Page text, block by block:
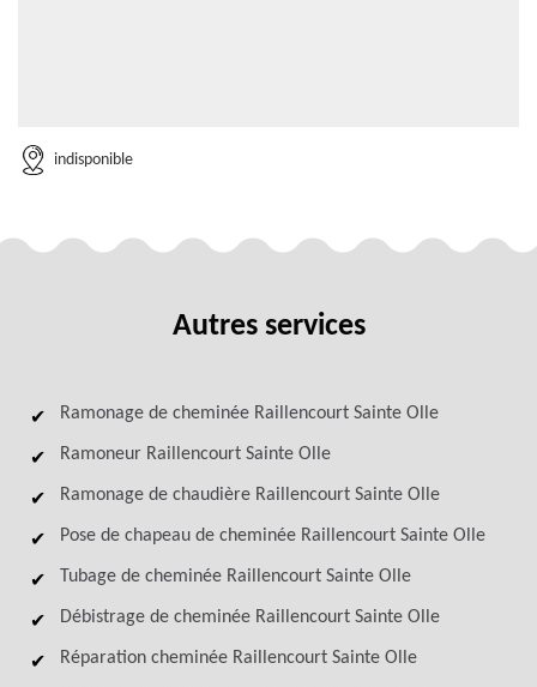
indisponible
Autres services
Ramonage de cheminée Raillencourt Sainte Olle
Ramoneur Raillencourt Sainte Olle
Ramonage de chaudière Raillencourt Sainte Olle
Pose de chapeau de cheminée Raillencourt Sainte Olle
Tubage de cheminée Raillencourt Sainte Olle
Débistrage de cheminée Raillencourt Sainte Olle
Réparation cheminée Raillencourt Sainte Olle